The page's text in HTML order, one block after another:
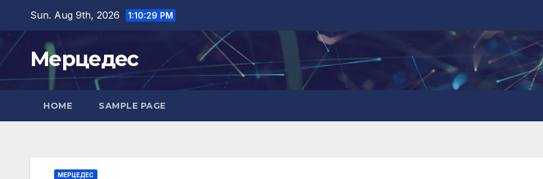
content
Sun. Aug 9th, 2026 1:10:30 PM
Мерцедес
HOME SAMPLE PAGE
МЕРЦЕДЕС